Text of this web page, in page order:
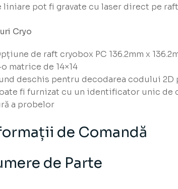
liniare pot fi gravate cu laser direct pe
Cryo
de raft cryobox PC 136.2mm x
matrice de 14×14
deschis pentru decodarea codului
fi furnizat cu un identificator unic de
a probelor
de Comandă
de Parte